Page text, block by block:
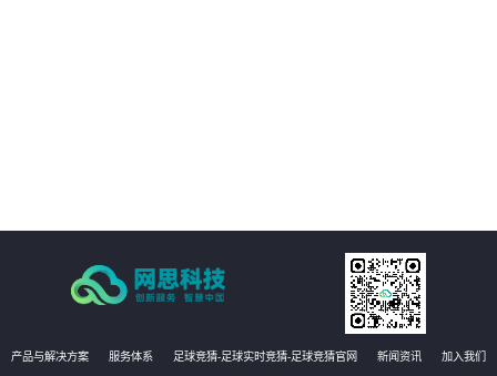
产品与解决方案 服务体系 足球竞猜-足球实时竞猜-足球竞猜官网 新闻资讯 加入我们